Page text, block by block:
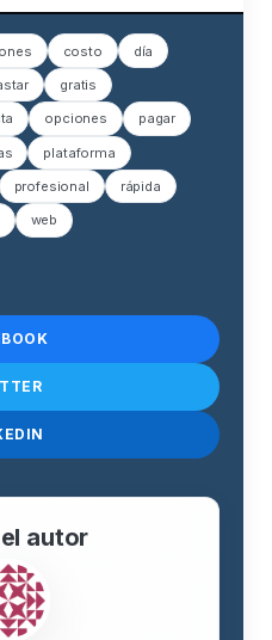
costo día
gratis
opciones pagar
plataforma
profesional rápida
web
autor